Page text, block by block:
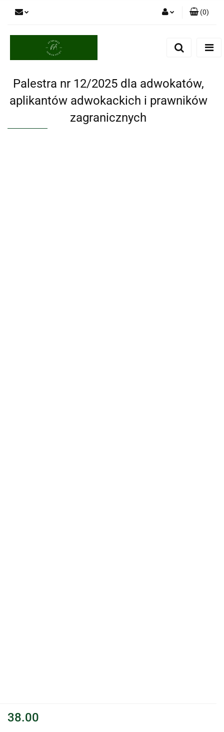
(0)
Palestra nr 12/2025 dla adwokatów,
aplikantów adwokackich i prawników
zagranicznych
38.00